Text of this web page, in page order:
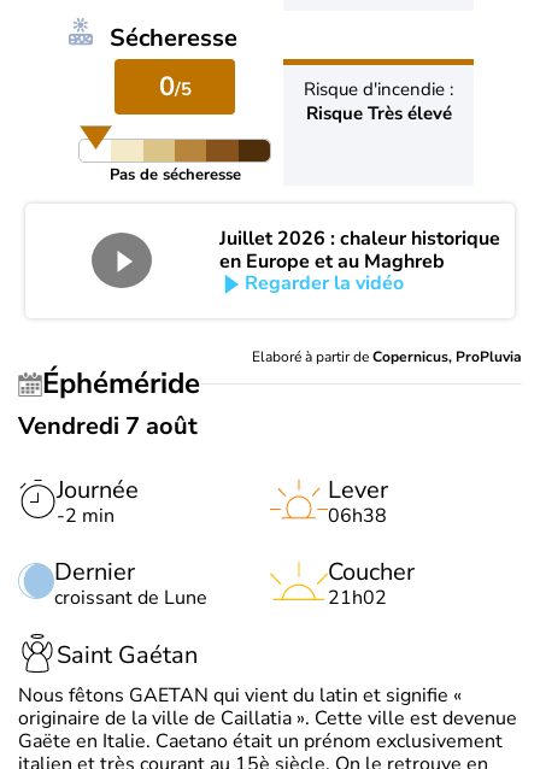
Sécheresse
0/5
Pas de sécheresse
Risque d'incendie :
Risque Très élevé
Juillet 2026 : chaleur historique
en Europe et au Maghreb
Regarder la vidéo
Elaboré à partir deCopernicus, ProPluvia
Éphéméride
Vendredi 7 août
Journée
-2 min
Dernier
croissant de Lune
Lever
06h38
Coucher
21h02
Saint Gaétan
Nous fêtons GAETAN qui vient du latin et signifie «
originaire de la ville de Caillatia ». Cette ville est devenue
Gaëte en Italie. Caetano était un prénom exclusivement